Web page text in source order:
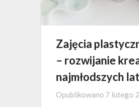
Zajęcia
– rozwijanie
najmłodszych lat
Opublikowano 7 lutego